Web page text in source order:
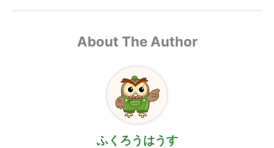
About The Author
ふくろうはうす